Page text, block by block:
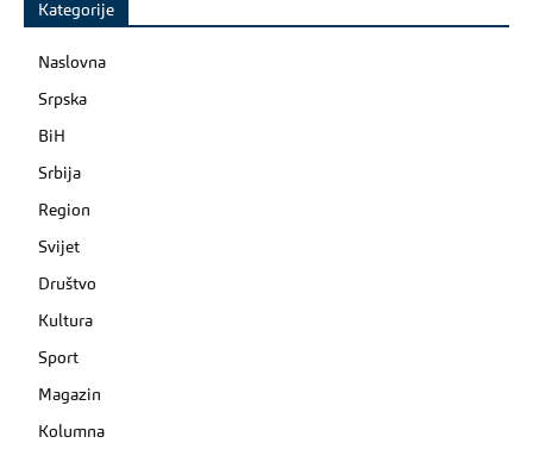
Kategorije
Naslovna
Srpska
BiH
Srbija
Region
Svijet
Društvo
Kultura
Sport
Magazin
Kolumna